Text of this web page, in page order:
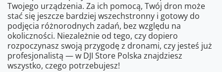
Twojego urządzenia. Za ich pomocą, Twój dron może
stać się jeszcze bardziej wszechstronny i gotowy do
podjęcia różnorodnych zadań, bez względu na
okoliczności. Niezależnie od tego, czy dopiero
rozpoczynasz swoją przygodę z dronami, czy jesteś już
profesjonalistą — w DJI Store Polska znajdziesz
wszystko, czego potrzebujesz!